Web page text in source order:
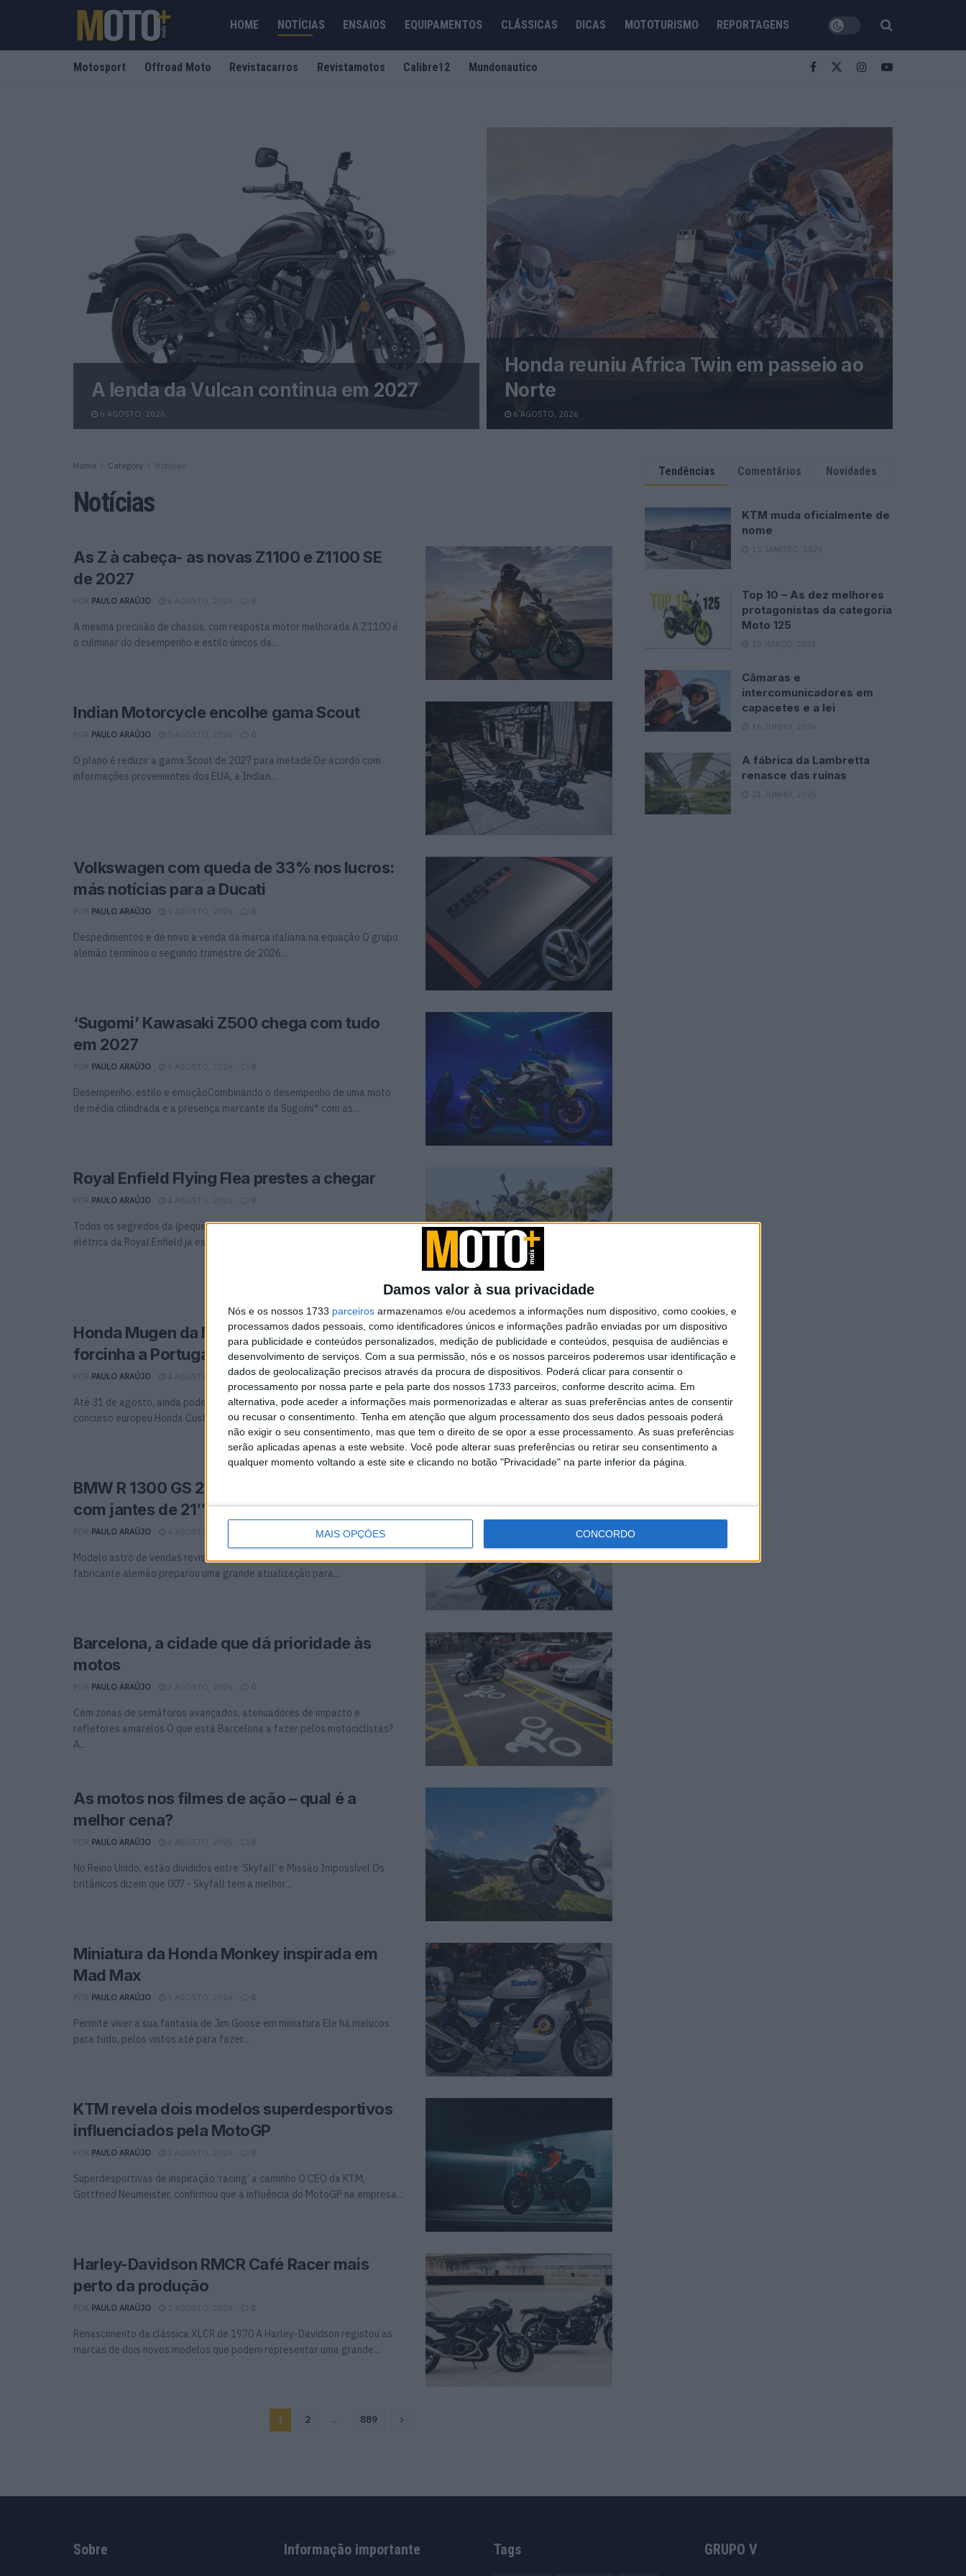
Damos valor à sua privacidade
Nós e os nossos 1733 parceiros armazenamos e/ou acedemos a informações num dispositivo, como cookies, e
processamos dados pessoais, como identificadores únicos e informações padrão enviadas por um dispositivo
para publicidade e conteúdos personalizados, medição de publicidade e conteúdos, pesquisa de audiências e
desenvolvimento de serviços. Com a sua permissão, nós e os nossos parceiros poderemos usar identificação e
dados de geolocalização precisos através da procura de dispositivos. Poderá clicar para consentir o
processamento por nossa parte e pela parte dos nossos 1733 parceiros, conforme descrito acima. Em
alternativa, pode aceder a informações mais pormenorizadas e alterar as suas preferências antes de consentir
ou recusar o consentimento. Tenha em atenção que algum processamento dos seus dados pessoais poderá
não exigir o seu consentimento, mas que tem o direito de se opor a esse processamento. As suas preferências
serão aplicadas apenas a este website. Você pode alterar suas preferências ou retirar seu consentimento a
qualquer momento voltando a este site e clicando no botão "Privacidade" na parte inferior da página.
MAIS OPÇÕES CONCORDO
HOME NOTÍCIAS ENSAIOS EQUIPAMENTOS CLÁSSICAS DICAS MOTOTURISMO REPORTAGENS
Motosport Offroad Moto Revistacarros Revistamotos Calibre12 Mundonautico
A lenda da Vulcan continua em 2027
6 AGOSTO, 2026
Honda reuniu Africa Twin em passeio ao
Norte
6 AGOSTO, 2026
Home Category Notícias
Notícias
As Z à cabeça- as novas Z1100 e Z1100 SE
de 2027
PAULO ARAÚJO 6 AGOSTO, 2026 0
A mesma precisão de chassis, com resposta motor melhorada A Z1100 é
o culminar do desempenho e estilo únicos da...
Indian Motorcycle encolhe gama Scout
PAULO ARAÚJO 5 AGOSTO, 2026 0
O plano é reduzir a gama Scout de 2027 para metade De acordo com
informações provenientes dos EUA, a Indian...
Volkswagen com queda de 33% nos lucros:
más notícias para a Ducati
PAULO ARAÚJO 5 AGOSTO, 2026 0
Despedimentos e de novo a venda da marca italiana na equação O grupo
alemão terminou o segundo trimestre de 2026...
‘Sugomi’ Kawasaki Z500 chega com tudo
em 2027
PAULO ARAÚJO 5 AGOSTO, 2026 0
Desempenho, estilo e emoçãoCombinando o desempenho de uma moto
de média cilindrada e a presença marcante da Sugomi* com as...
Royal Enfield Flying Flea prestes a chegar
PAULO ARAÚJO 4 AGOSTO, 2026 0
Todos os segredos da (pequena) moto Indiana do futuro A primeira moto
elétrica da Royal Enfield já está à venda...
Honda Mugen da Mototrofa – Vamos dar um
forcinha a Portugal?
PAULO ARAÚJO 4 AGOSTO, 2026 0
Até 31 de agosto, ainda pode votar pela Mugen da Mototrofa para o
concurso europeu Honda Customs Honda Mugen da...
BMW R 1300 GS 2027, chega a versão M
com jantes de 21″
PAULO ARAÚJO 4 AGOSTO, 2026
Modelo astro de vendas revisto e ainda mais versátil em todo terreno O
fabricante alemão preparou uma grande atualização para...
Barcelona, a cidade que dá prioridade às
motos
PAULO ARAÚJO 3 AGOSTO, 2026 0
Cem zonas de semáforos avançados, atenuadores de impacto e
refletores amarelos O que está Barcelona a fazer pelos motociclistas?
A...
As motos nos filmes de ação – qual é a
melhor cena?
PAULO ARAÚJO 3 AGOSTO, 2026 0
No Reino Unido, estão divididos entre ‘Skyfall’ e Missão Impossível Os
britânicos dizem que 007 - Skyfall tem a melhor...
Miniatura da Honda Monkey inspirada em
Mad Max
PAULO ARAÚJO 3 AGOSTO, 2026 0
Permite viver a sua fantasia de Jim Goose em miniatura Ele há malucos
para tudo, pelos vistos até para fazer...
KTM revela dois modelos superdesportivos
influenciados pela MotoGP
PAULO ARAÚJO 2 AGOSTO, 2026 0
Superdesportivas de inspiração ‘racing’ a caminho O CEO da KTM,
Gottfried Neumeister, confirmou que a influência do MotoGP na empresa...
Harley-Davidson RMCR Café Racer mais
perto da produção
PAULO ARAÚJO 2 AGOSTO, 2026 0
Renascimento da clássica XLCR de 1970 A Harley-Davidson registou as
marcas de dois novos modelos que podem representar uma grande...
1 2 … 889
Tendências Comentários Novidades
KTM muda oficialmente de
nome
15 JANEIRO, 2026
Top 10 – As dez melhores
protagonistas da categoria
Moto 125
10 MARÇO, 2023
Câmaras e
intercomunicadores em
capacetes e a lei
16 JUNHO, 2026
A fábrica da Lambretta
renasce das ruínas
21 JUNHO, 2026
Sobre Informação importante Tags GRUPO V